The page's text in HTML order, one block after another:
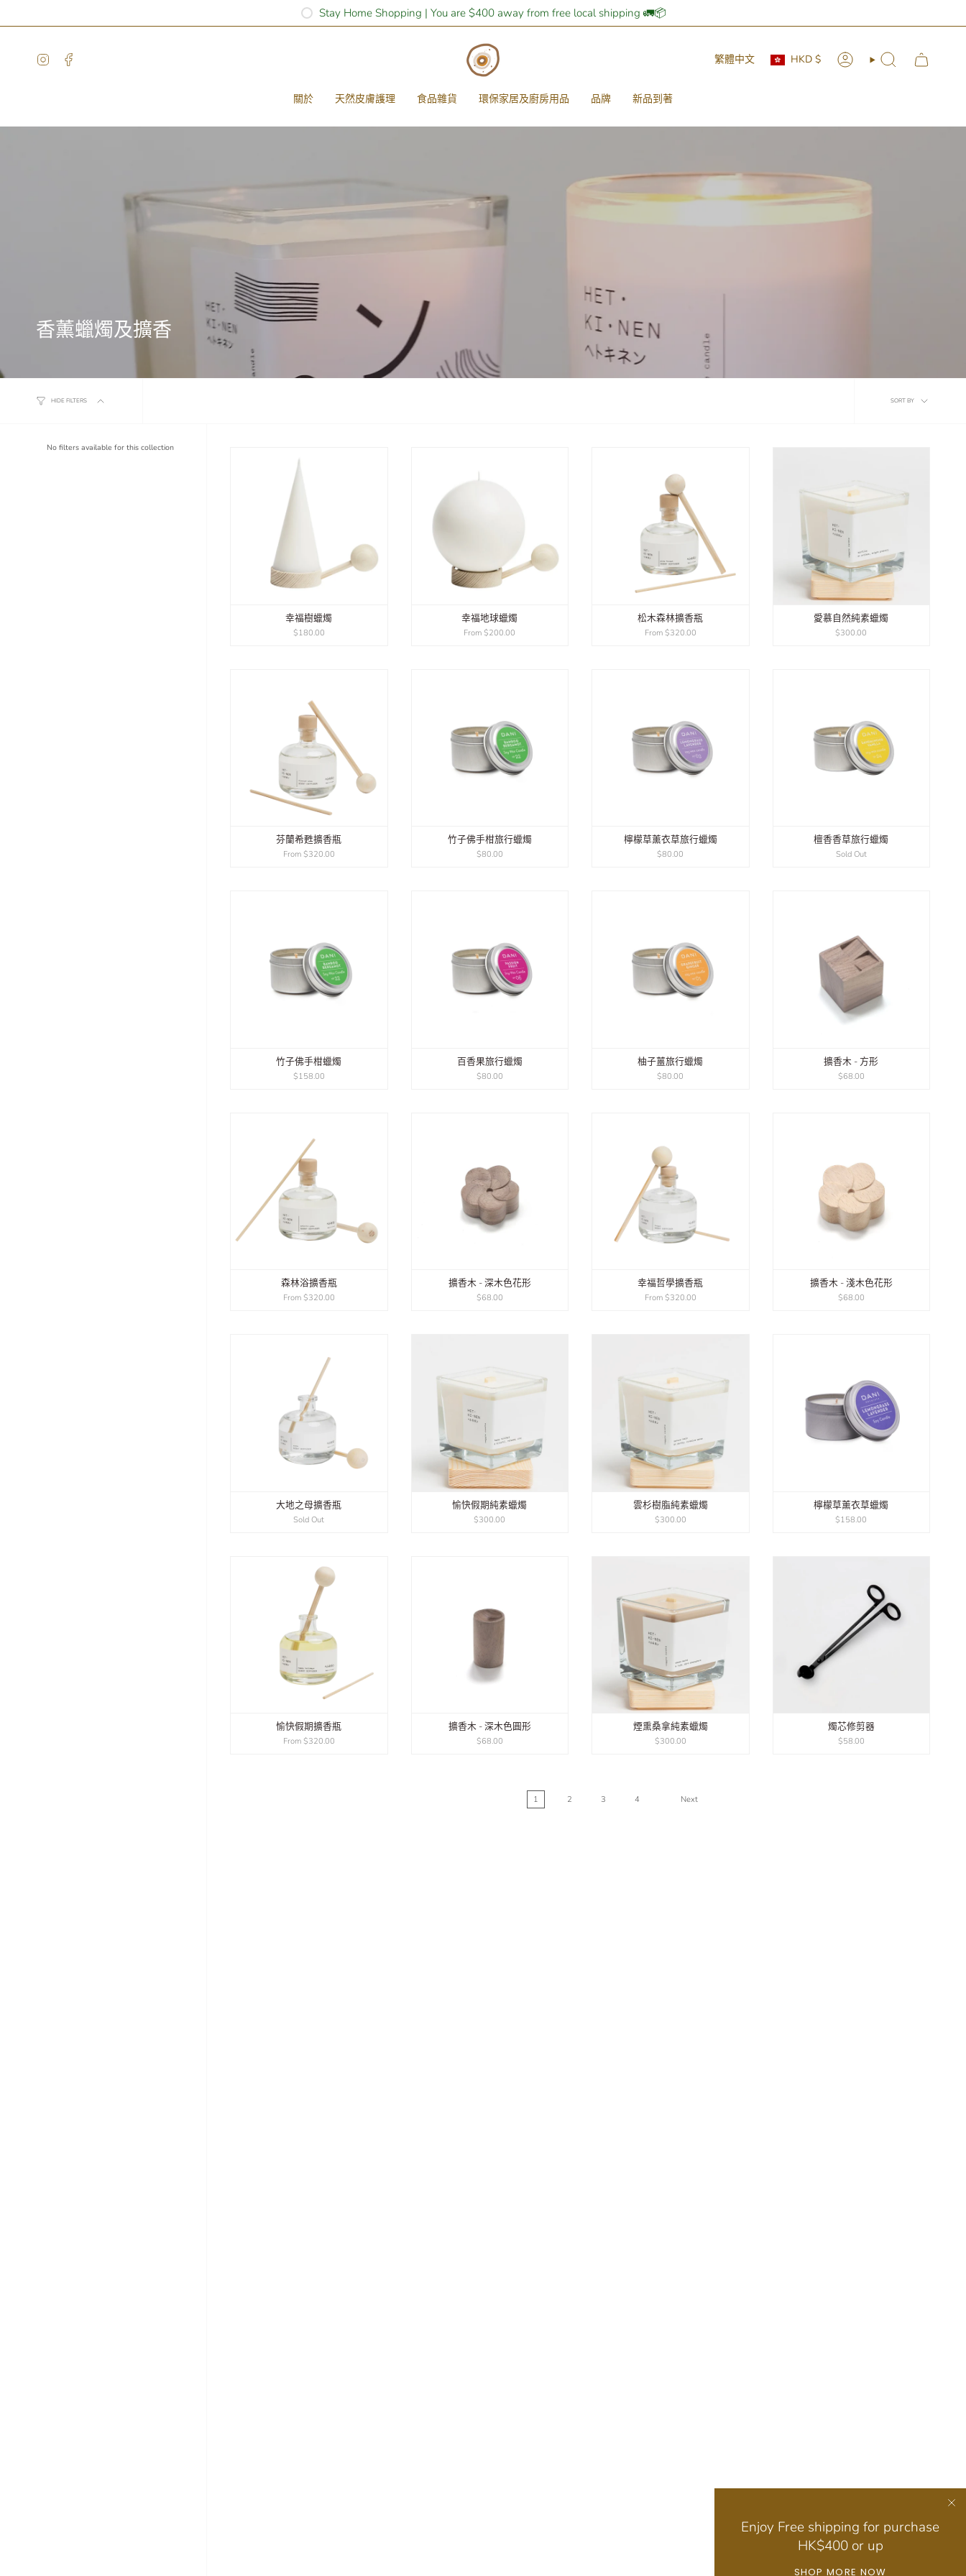
Stay Home Shopping | You are $400away from free local shipping 🚛📦
Instagram Language
繁體中文 Currency
HKD $ Account Search
關於 天然皮膚護理 食品雜貨 環保家居及廚房用品 品牌 新品到著
Enjoy Free shipping for purchase
HK$400 or up
SHOP MORE NOW
香薰蠟燭及擴香
HIDE FILTERS
Sort
SORT BY
No filters available for this collection
幸福樹蠟燭
$180.00
幸福地球蠟燭
From $200.00
松木森林擴香瓶
From$320.00
愛慕自然純素蠟燭
$300.00
芬蘭希甦擴香瓶
From$320.00
竹子佛手柑旅行蠟燭
$80.00
檸檬草薰衣草旅行蠟燭
$80.00
檀香香草旅行蠟燭
Sold Out
竹子佛手柑蠟燭
$158.00
百香果旅行蠟燭
$80.00
柚子薑旅行蠟燭
$80.00
擴香木 - 方形
$68.00
森林浴擴香瓶
From$320.00
擴香木 - 深木色花形
$68.00
幸福哲學擴香瓶
From$320.00
擴香木 - 淺木色花形
$68.00
大地之母擴香瓶
Sold Out
愉快假期純素蠟燭
$300.00
雲杉樹脂純素蠟燭
$300.00
檸檬草薰衣草蠟燭
$158.00
愉快假期擴香瓶
From$320.00
擴香木 - 深木色圓形
$68.00
煙熏桑拿純素蠟燭
$300.00
燭芯修剪器
$58.00
1 2 3 4 Next